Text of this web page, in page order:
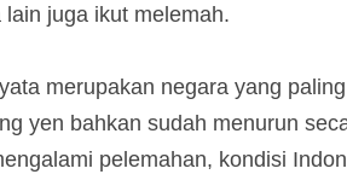
juga ikut melemah.
merupakan negara yang
yen bahkan sudah menurun
pelemahan, kondisi